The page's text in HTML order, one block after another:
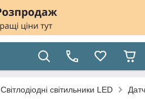
Світлодіодні світильники LED